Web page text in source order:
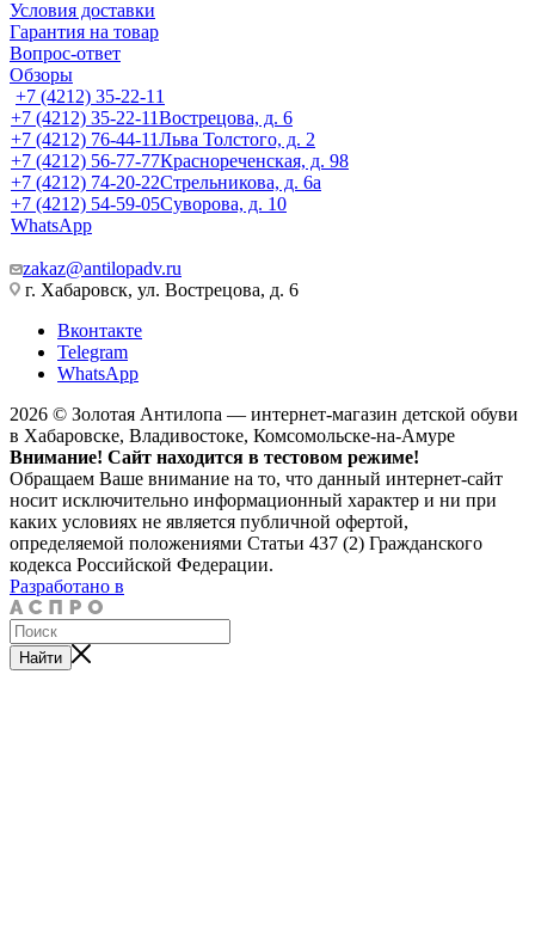
Условия доставки
Гарантия на товар
Вопрос-ответ
Обзоры
+7 (4212) 35-22-11
+7 (4212) 35-22-11Вострецова, д. 6
+7 (4212) 76-44-11Льва Толстого, д. 2
+7 (4212) 56-77-77Краснореченская, д. 98
+7 (4212) 74-20-22Стрельникова, д. 6а
+7 (4212) 54-59-05Суворова, д. 10
WhatsApp
zakaz@antilopadv.ru
г. Хабаровск, ул. Вострецова, д. 6
Вконтакте
Telegram
WhatsApp
2026 © Золотая Антилопа — интернет-магазин детской обуви
в Хабаровске, Владивостоке, Комсомольске-на-Амуре
Внимание! Сайт находится в тестовом режиме!
Обращаем Ваше внимание на то, что данный интернет-сайт
носит исключительно информационный характер и ни при
каких условиях не является публичной офертой,
определяемой положениями Статьи 437 (2) Гражданского
кодекса Российской Федерации.
Разработано в
Найти